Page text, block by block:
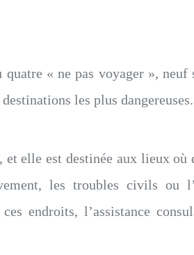
« ne pas voyager », neuf
les plus dangereuses.
elle est destinée aux lieux où
les troubles civils ou
endroits, l’assistance